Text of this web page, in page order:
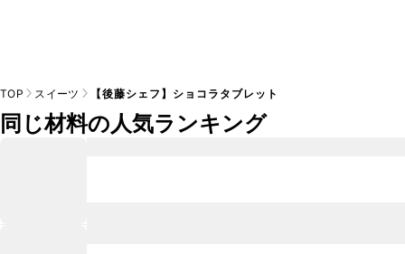
TOP スイーツ 【後藤シェフ】ショコラタブレット
同じ材料の人気ランキング